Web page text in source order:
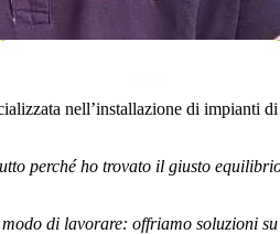
nell’installazione di
perché ho trovato il giusto
di lavorare: offriamo soluzioni